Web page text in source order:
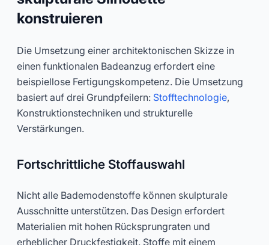
konstruieren
Die Umsetzung einer architektonischen Skizze in
einen funktionalen Badeanzug erfordert eine
beispiellose Fertigungskompetenz. Die Umsetzung
basiert auf drei Grundpfeilern: Stofftechnologie,
Konstruktionstechniken und strukturelle
Verstärkungen.
Fortschrittliche Stoffauswahl
Nicht alle Bademodenstoffe können skulpturale
Ausschnitte unterstützen. Das Design erfordert
Materialien mit hohen Rücksprungraten und
erheblicher Druckfestigkeit. Stoffe mit einem